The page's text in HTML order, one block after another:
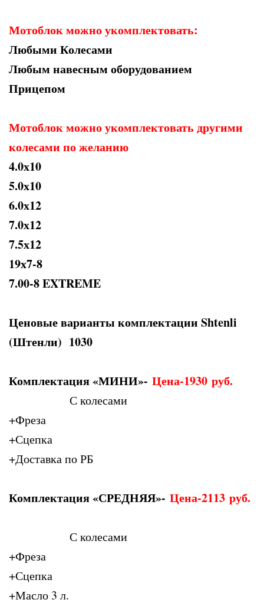
Мотоблок можно укомплектовать:
Любыми Колесами
Любым навесным оборудованием
Прицепом
Мотоблок можно укомплектовать другими
колесами по желанию
4.0х10
5.0х10
6.0х12
7.0х12
7.5х12
19х7-8
7.00-8 EXTREME
Ценовые варианты комплектации Shtenli
(Штенли) 1030
Комплектация «МИНИ»- Цена-1930 руб.
С колесами
+Фреза
+Сцепка
+Доставка по РБ
Комплектация «СРЕДНЯЯ»- Цена-2113 руб.
С колесами
+Фреза
+Сцепка
+Масло 3 л.